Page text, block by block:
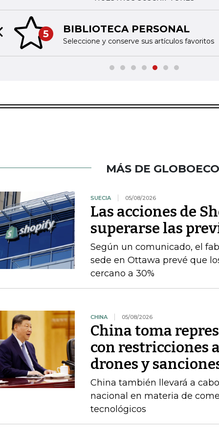
5 BIBLIOTECA PERSONAL
Seleccione y conserve sus artículos favoritos
slide
MÁS DE
SUECIA 05/08/2026
Las acciones de
superarse las
Según un comunicado, el
sede en Ottawa prevé que
cercano a 30%
CHINA 05/08/2026
China toma
con restricciones
drones y
China también llevará a
nacional en materia de
tecnológicos